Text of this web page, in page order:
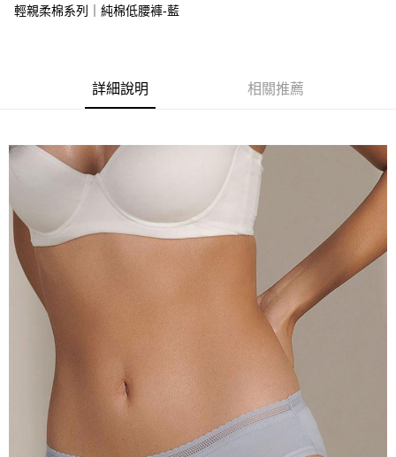
付款後7-11取貨
每筆NT$90，滿NT$1,300(含以上)免運費
每筆NT$90
每筆NT$90，滿NT$1,300(含以上)免運費
香港直送- 順豐海外 查看運費
海外專區｜ Overseas 查看運費
澳門直送- 順豐海外
輕親柔棉系列｜純棉低腰褲-藍
詳細說明 相關推薦